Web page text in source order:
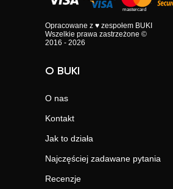
Opracowane z ♥ zespołem BUKI
Wszelkie prawa zastrzeżone ©
2016 - 2026
O BUKI
O nas
Kontakt
Jak to działa
Najczęściej zadawane pytania
Recenzje